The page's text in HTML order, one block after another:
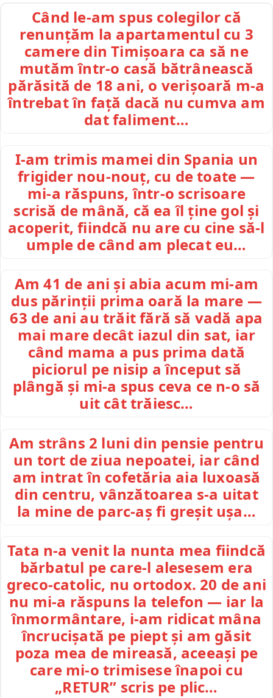
Când le-am spus colegilor că
renunțăm la apartamentul cu 3
camere din Timișoara ca să ne
mutăm într-o casă bătrânească
părăsită de 18 ani, o verișoară m-a
întrebat în față dacă nu cumva am
dat faliment…
I-am trimis mamei din Spania un
frigider nou-nouț, cu de toate —
mi-a răspuns, într-o scrisoare
scrisă de mână, că ea îl ține gol și
acoperit, fiindcă nu are cu cine să-l
umple de când am plecat eu…
Am 41 de ani și abia acum mi-am
dus părinții prima oară la mare —
63 de ani au trăit fără să vadă apa
mai mare decât iazul din sat, iar
când mama a pus prima dată
piciorul pe nisip a început să
plângă și mi-a spus ceva ce n-o să
uit cât trăiesc…
Am strâns 2 luni din pensie pentru
un tort de ziua nepoatei, iar când
am intrat în cofetăria aia luxoasă
din centru, vânzătoarea s-a uitat
la mine de parc-aș fi greșit ușa…
Tata n-a venit la nunta mea fiindcă
bărbatul pe care-l alesesem era
greco-catolic, nu ortodox. 20 de ani
nu mi-a răspuns la telefon — iar la
înmormântare, i-am ridicat mâna
încrucișată pe piept și am găsit
poza mea de mireasă, aceeași pe
care mi-o trimisese înapoi cu
„RETUR” scris pe plic…